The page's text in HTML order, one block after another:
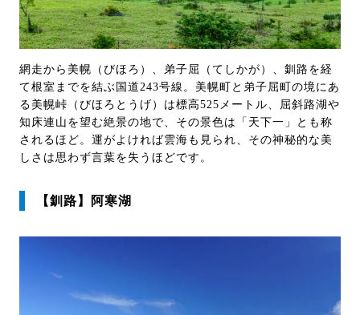
網走から美幌（びほろ）、弟子屈（てしかが）、釧路を経
て根室までを結ぶ国道243号線。美幌町と弟子屈町の境にあ
る美幌峠（びほろとうげ）は標高525メートル、屈斜路湖や
知床連山を望む絶景の地で、その景色は「天下一」とも称
されるほど。運がよければ雲海も見られ、その神秘的な美
しさは思わず言葉を失うほどです。
【釧路】阿寒湖